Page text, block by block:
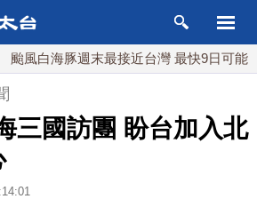
白海豚週末最接近台灣 最快9日可能登陸中
三國訪團 盼台加入北